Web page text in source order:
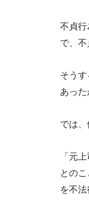
不貞
で、
そう
あっ
では
「元
との
を不